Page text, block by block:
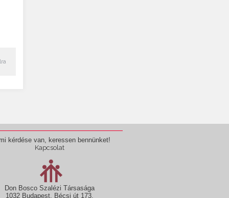
kérdése van, keressen bennünket!
Kapcsolat
Don Bosco Szalézi Társasága
1032 Budapest, Bécsi út 173.